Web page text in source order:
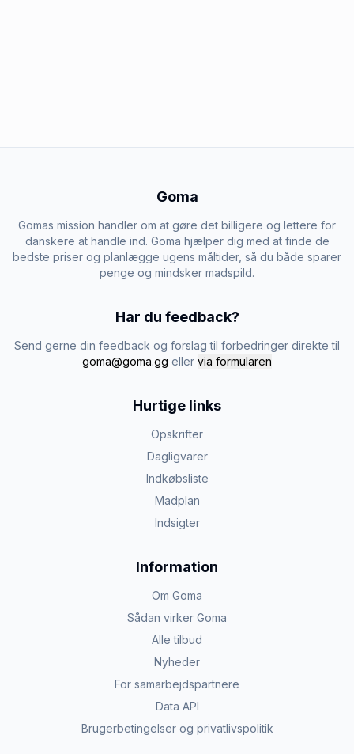
Goma
Gomas mission handler om at gøre det billigere og lettere for
danskere at handle ind. Goma hjælper dig med at finde de
bedste priser og planlægge ugens måltider, så du både sparer
penge og mindsker madspild.
Har du feedback?
Send gerne din feedback og forslag til forbedringer direkte til
goma@goma.gg eller via formularen
Hurtige links
Opskrifter
Dagligvarer
Indkøbsliste
Madplan
Indsigter
Information
Om Goma
Sådan virker Goma
Alle tilbud
Nyheder
For samarbejdspartnere
Data API
Brugerbetingelser og privatlivspolitik